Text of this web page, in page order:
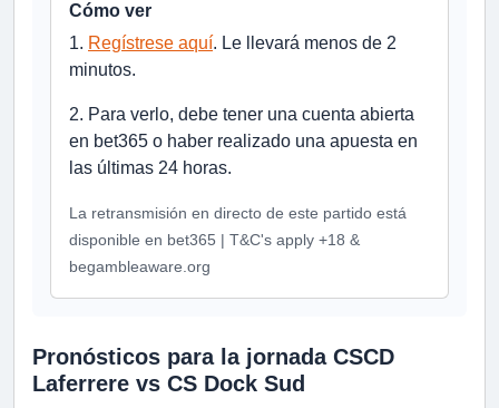
Cómo ver
1. Regístrese aquí. Le llevará menos de 2
minutos.
2. Para verlo, debe tener una cuenta abierta
en bet365 o haber realizado una apuesta en
las últimas 24 horas.
La retransmisión en directo de este partido está
disponible en bet365 | T&C's apply +18 &
begambleaware.org
Pronósticos para la jornada CSCD
Laferrere vs CS Dock Sud